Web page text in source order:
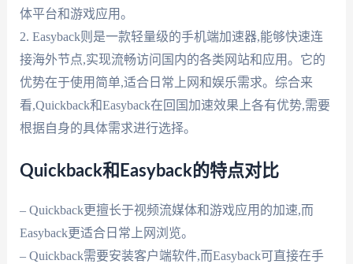
体平台和游戏应用。
2. Easyback则是一款轻量级的手机端加速器,能够快速连
接海外节点,实现流畅访问国内的各类网站和应用。它的
优势在于使用简单,适合日常上网和娱乐需求。综合来
看,Quickback和Easyback在回国加速效果上各有优势,需要
根据自身的具体需求进行选择。
Quickback和Easyback的特点对比
– Quickback更擅长于视频流媒体和游戏应用的加速,而
Easyback更适合日常上网浏览。
– Quickback需要安装客户端软件,而Easyback可直接在手